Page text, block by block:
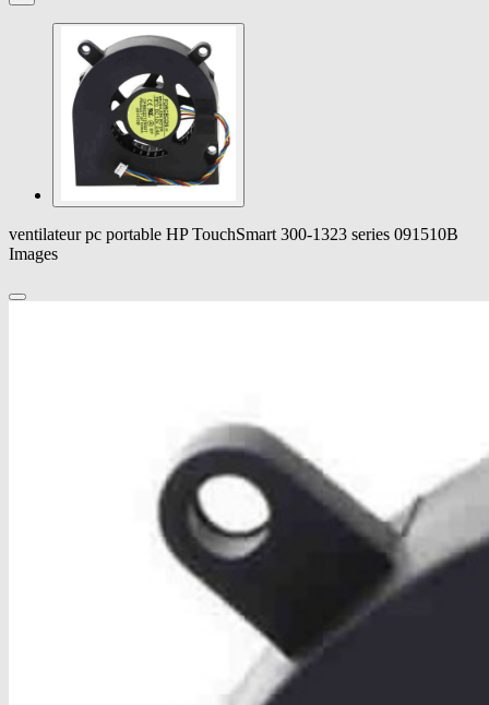
ventilateur pc portable HP TouchSmart 300-1323 series 091510B
Images